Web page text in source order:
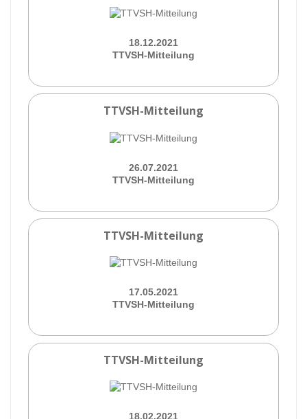
18.12.2021
TTVSH-Mitteilung
TTVSH-Mitteilung
26.07.2021
TTVSH-Mitteilung
TTVSH-Mitteilung
17.05.2021
TTVSH-Mitteilung
TTVSH-Mitteilung
18.02.2021